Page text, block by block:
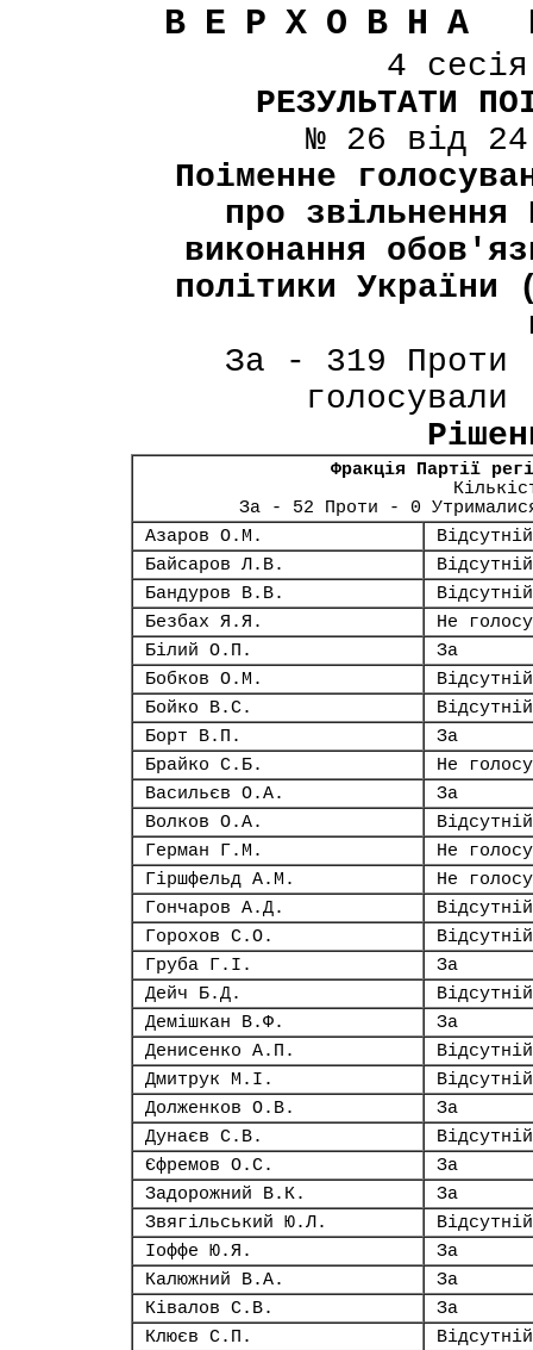
ВЕРХОВНА
4
РЕЗУЛЬТАТИ
№ 26 від
Поіменне
про
виконання
політики
За - 319 Проти
Фракція Партії
За - 52 Проти - 0
Азаров О.М.
Відсутній
Байсаров Л.В.
Відсутній
Бандуров В.В.
Відсутній
Безбах Я.Я.
Не
Білий О.П.
За
Бобков О.М.
Відсутній
Бойко В.С.
Відсутній
Борт В.П.
За
Брайко С.Б.
Не
Васильєв О.А.
За
Волков О.А.
Відсутній
Герман Г.М.
Не
Гіршфельд А.М.
Не
Гончаров А.Д.
Відсутній
Горохов С.О.
Відсутній
Груба Г.І.
За
Дейч Б.Д.
Відсутній
Демішкан В.Ф.
За
Денисенко А.П.
Відсутній
Дмитрук М.І.
Відсутній
Долженков О.В.
За
Дунаєв С.В.
Відсутній
Єфремов О.С.
За
Задорожний В.К.
За
Звягільський Ю.Л.
Відсутній
Іоффе Ю.Я.
За
Калюжний В.А.
За
Ківалов С.В.
За
Клюєв С.П.
Відсутній